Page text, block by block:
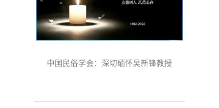
中国民俗学会：深切缅怀吴新锋教授